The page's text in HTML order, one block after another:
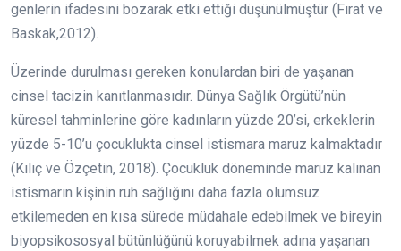
genlerin ifadesini bozarak etki ettiği düşünülmüştür (Fırat ve
Baskak,2012).
Üzerinde durulması gereken konulardan biri de yaşanan
cinsel tacizin kanıtlanmasıdır. Dünya Sağlık Örgütü’nün
küresel tahminlerine göre kadınların yüzde 20’si, erkeklerin
yüzde 5-10’u çocuklukta cinsel istismara maruz kalmaktadır
(Kılıç ve Özçetin, 2018). Çocukluk döneminde maruz kalınan
istismarın kişinin ruh sağlığını daha fazla olumsuz
etkilemeden en kısa sürede müdahale edebilmek ve bireyin
biyopsikososyal bütünlüğünü koruyabilmek adına yaşanan